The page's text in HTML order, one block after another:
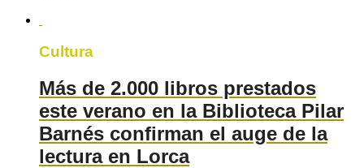
Cultura
Más de 2.000 libros prestados
este verano en la Biblioteca Pilar
Barnés confirman el auge de la
lectura en Lorca